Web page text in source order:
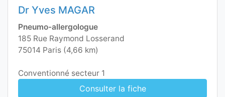
Dr Yves MAGAR
Pneumo-allergologue
185 Rue Raymond Losserand
75014 Paris (4,66 km)
Conventionné secteur 1
Consulter la fiche